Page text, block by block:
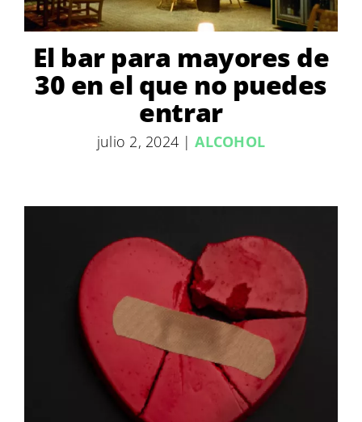
El bar para mayores de
30 en el que no puedes
entrar
julio 2, 2024 | ALCOHOL